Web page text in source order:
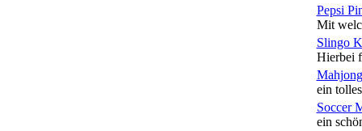
Pepsi
Mit
Slingo
Hierbei
ein
Soccer
ein